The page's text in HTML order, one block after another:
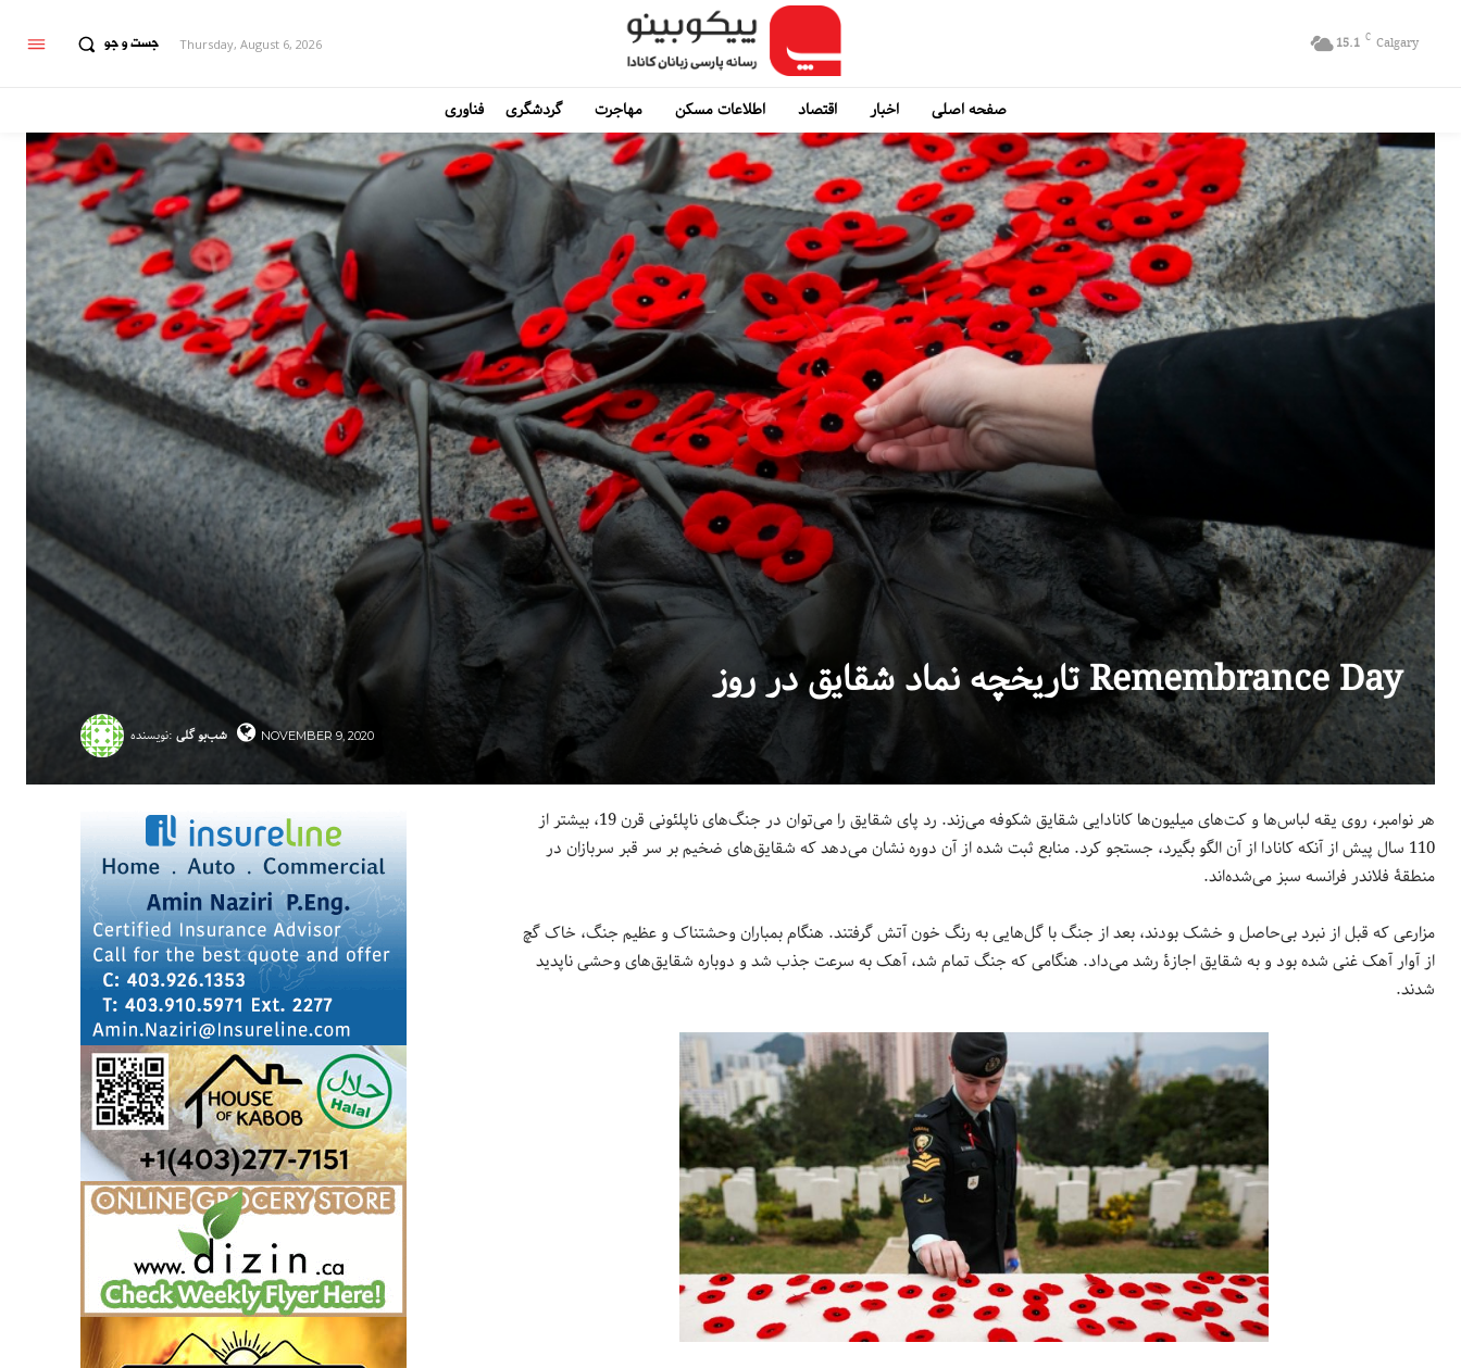
جست و جو Thursday, August 6, 2026 15.1 C Calgary
صفحه اصلی اخبار اقتصاد اطلاعات مسکن مهاجرت گردشگری فناوری
تاریخچه نماد شقایق در روز Remembrance Day
نویسنده: شب‌بو گلی NOVEMBER 9, 2020
هر نوامبر، روی یقه لباس‌ها و کت‌های میلیون‌ها کانادایی‌ شقایق شکوفه می‌زند. رد پای شقایق را می‌توان در جنگ‌های ناپلئونی قرن 19، بیشتر از
110 سال پیش از آنکه کانادا از آن الگو بگیرد، جستجو کرد. منابع ثبت شده از آن دوره نشان می‌دهد که شقایق‌های ضخیم بر سر قبر سربازان در
منطقۀ فلاندر فرانسه سبز می‌شده‌اند.
مزارعی که قبل از نبرد بی‌حاصل و خشک بودند، بعد از جنگ با گل‌هایی به رنگ خون آتش گرفتند. هنگام بمباران وحشتناک و عظیم جنگ، خاک‌ گچ
از آوار آهک غنی شده بود و به شقایق اجازۀ رشد می‌داد. هنگامی که جنگ تمام شد، آهک به سرعت جذب شد و دوباره شقایق‌های وحشی ناپدید
شدند.